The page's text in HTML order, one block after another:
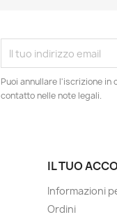
Puoi annullare l'iscrizione in
contatto nelle note legali.
IL TUO
Informazioni
Ordini